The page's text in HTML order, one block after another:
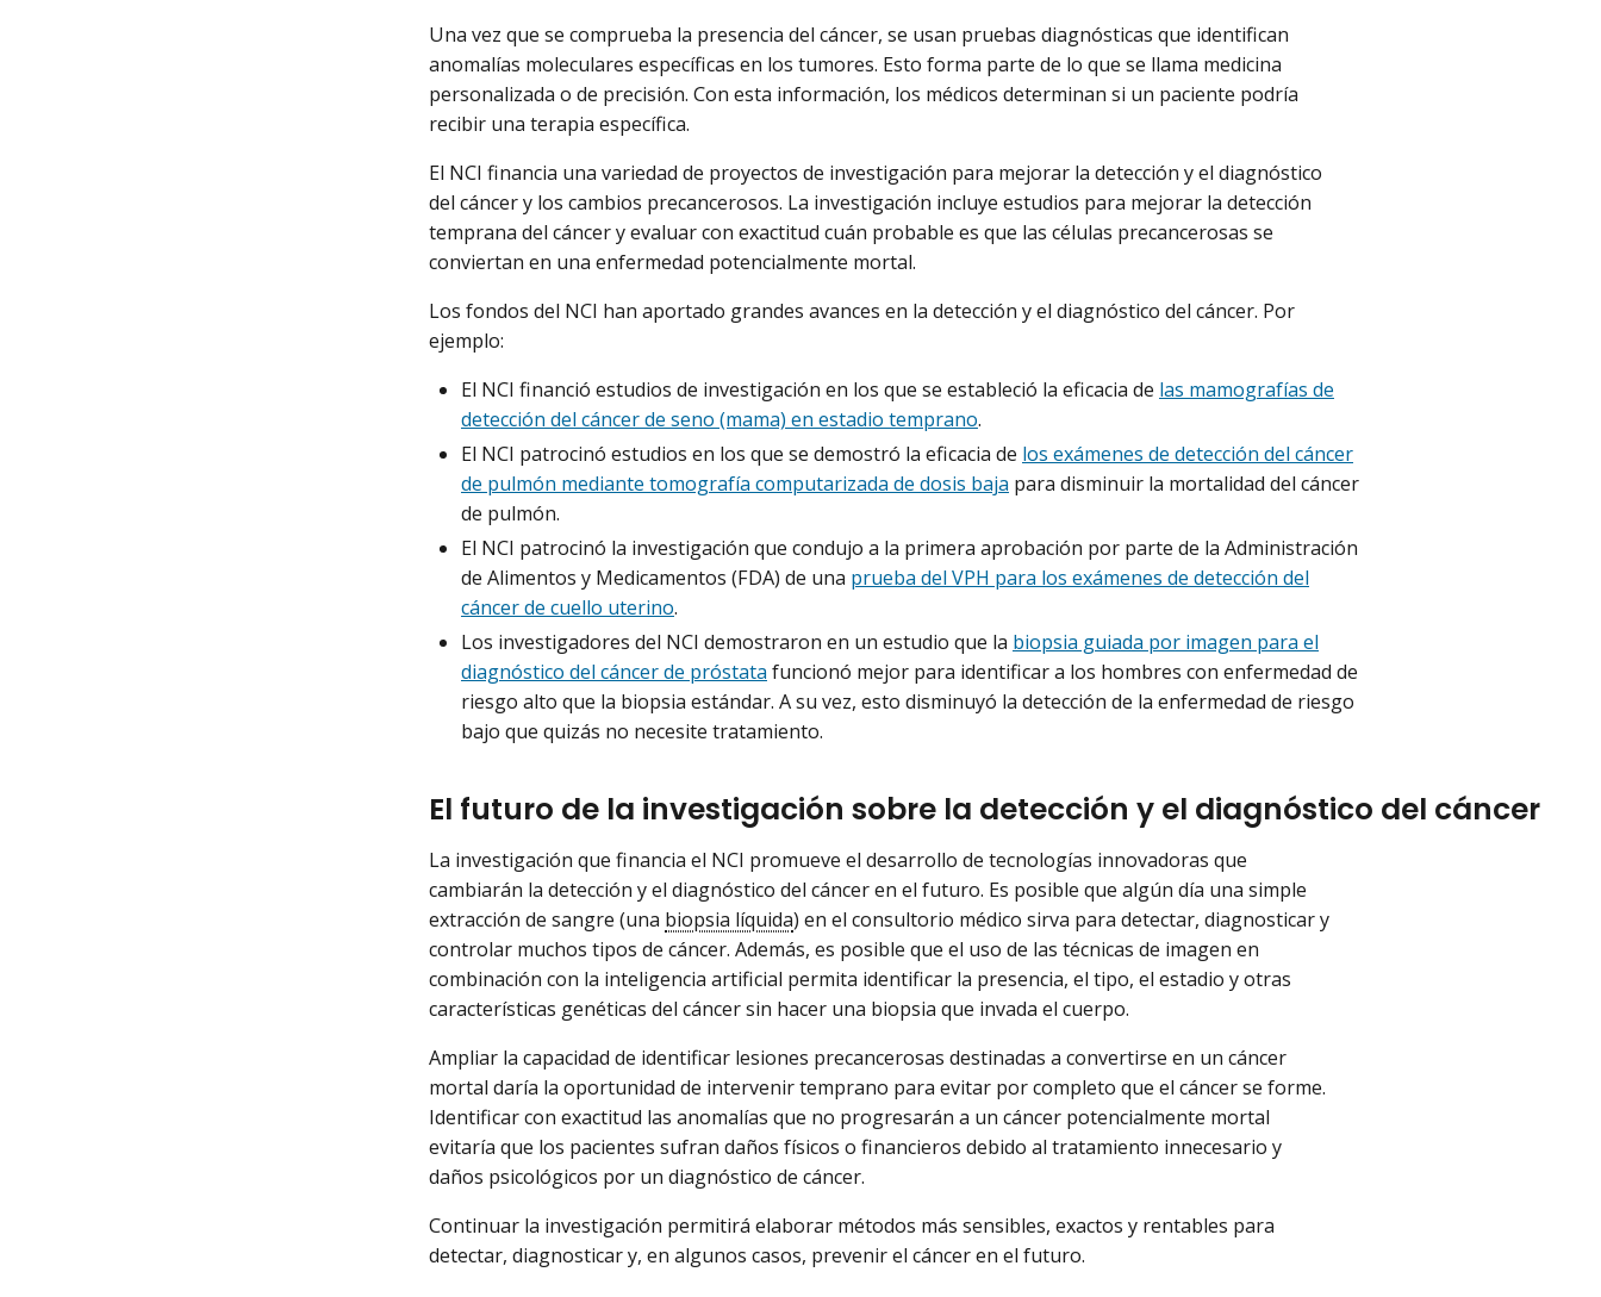
Una vez que se comprueba la presencia del cáncer, se usan pruebas diagnósticas que identifican
anomalías moleculares específicas en los tumores. Esto forma parte de lo que se llama medicina
personalizada o de precisión. Con esta información, los médicos determinan si un paciente podría
recibir una terapia específica.
El NCI financia una variedad de proyectos de investigación para mejorar la detección y el diagnóstico
del cáncer y los cambios precancerosos. La investigación incluye estudios para mejorar la detección
temprana del cáncer y evaluar con exactitud cuán probable es que las células precancerosas se
conviertan en una enfermedad potencialmente mortal.
Los fondos del NCI han aportado grandes avances en la detección y el diagnóstico del cáncer. Por
ejemplo:
El NCI financió estudios de investigación en los que se estableció la eficacia de las mamografías de
detección del cáncer de seno (mama) en estadio temprano.
El NCI patrocinó estudios en los que se demostró la eficacia de los exámenes de detección del cáncer
de pulmón mediante tomografía computarizada de dosis baja para disminuir la mortalidad del cáncer
de pulmón.
El NCI patrocinó la investigación que condujo a la primera aprobación por parte de la Administración
de Alimentos y Medicamentos (FDA) de una prueba del VPH para los exámenes de detección del
cáncer de cuello uterino.
Los investigadores del NCI demostraron en un estudio que la biopsia guiada por imagen para el
diagnóstico del cáncer de próstata funcionó mejor para identificar a los hombres con enfermedad de
riesgo alto que la biopsia estándar. A su vez, esto disminuyó la detección de la enfermedad de riesgo
bajo que quizás no necesite tratamiento.
El futuro de la investigación sobre la detección y el diagnóstico del cáncer
La investigación que financia el NCI promueve el desarrollo de tecnologías innovadoras que
cambiarán la detección y el diagnóstico del cáncer en el futuro. Es posible que algún día una simple
extracción de sangre (una biopsia líquida) en el consultorio médico sirva para detectar, diagnosticar y
controlar muchos tipos de cáncer. Además, es posible que el uso de las técnicas de imagen en
combinación con la inteligencia artificial permita identificar la presencia, el tipo, el estadio y otras
características genéticas del cáncer sin hacer una biopsia que invada el cuerpo.
Ampliar la capacidad de identificar lesiones precancerosas destinadas a convertirse en un cáncer
mortal daría la oportunidad de intervenir temprano para evitar por completo que el cáncer se forme.
Identificar con exactitud las anomalías que no progresarán a un cáncer potencialmente mortal
evitaría que los pacientes sufran daños físicos o financieros debido al tratamiento innecesario y
daños psicológicos por un diagnóstico de cáncer.
Continuar la investigación permitirá elaborar métodos más sensibles, exactos y rentables para
detectar, diagnosticar y, en algunos casos, prevenir el cáncer en el futuro.